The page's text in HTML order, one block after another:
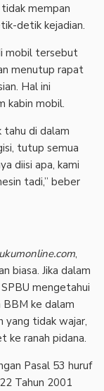
mempan
detik kejadian.
mobil tersebut
menutup rapat
Hal ini
kabin mobil.
tahu di dalam
tutup semua
diisi apa, kami
tadi,” beber
,
biasa. Jika dalam
mengetahui
BBM ke dalam
yang tidak wajar,
ke ranah pidana.
Pasal 53 huruf
Tahun 2001